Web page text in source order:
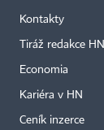
Kontakty
Tiráž redakce HN
Economia
Kariéra v HN
Ceník inzerce